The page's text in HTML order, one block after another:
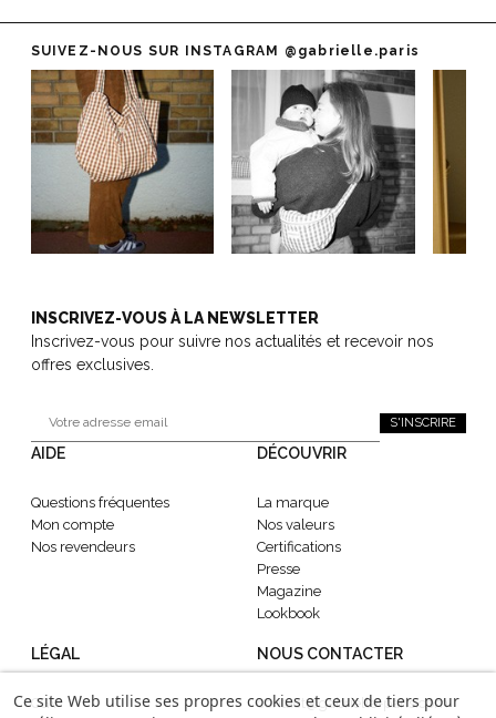
SUIVEZ-NOUS SUR INSTAGRAM @gabrielle.paris
INSCRIVEZ-VOUS À LA NEWSLETTER
Inscrivez-vous pour suivre nos actualités et recevoir nos
offres exclusives.
S'INSCRIRE
AIDE
Questions fréquentes
Mon compte
Nos revendeurs
DÉCOUVRIR
La marque
Nos valeurs
Certifications
Presse
Magazine
Lookbook
LÉGAL
CGV
NOUS CONTACTER
contact@gabrielle-paris.com
Ce site Web utilise ses propres cookies et ceux de tiers pour